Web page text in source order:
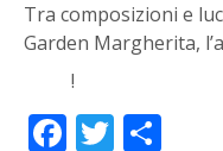
Tra composizioni e
Garden Margherita,
!
F T